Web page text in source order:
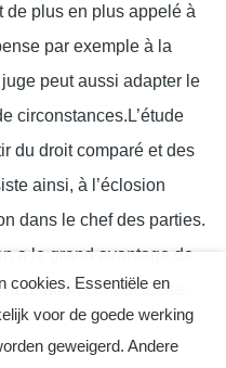
de plus en plus appelé à
par exemple à la
peut aussi adapter le
circonstances.L’étude
du droit comparé et des
ainsi, à l’éclosion
dans le chef des parties.
a le grand avantage de
relation contractuelle.
cookies. Essentiële en
voor de goede werking
geweigerd. Andere